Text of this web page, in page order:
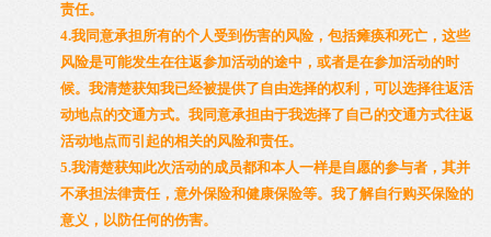
责任。
4.我同意承担所有的个人受到伤害的风险，包括瘫痪和死亡，这些
风险是可能发生在往返参加活动的途中，或者是在参加活动的时
候。我清楚获知我已经被提供了自由选择的权利，可以选择往返活
动地点的交通方式。我同意承担由于我选择了自己的交通方式往返
活动地点而引起的相关的风险和责任。
5.我清楚获知此次活动的成员都和本人一样是自愿的参与者，其并
不承担法律责任，意外保险和健康保险等。我了解自行购买保险的
意义，以防任何的伤害。